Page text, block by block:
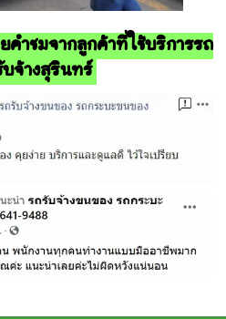
คำชมจากลูกค้าที่ใช้บริการรถ
บจ้างสุรินทร์